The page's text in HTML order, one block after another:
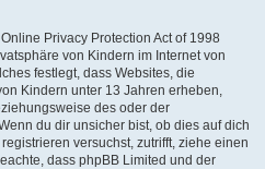
Privacy Protection Act of 1998
von Kindern im Internet von
festlegt, dass Websites, die
Kindern unter 13 Jahren erheben,
des oder der
du dir unsicher bist, ob dies auf dich
versuchst, zutrifft, ziehe einen
dass phpBB Limited und der